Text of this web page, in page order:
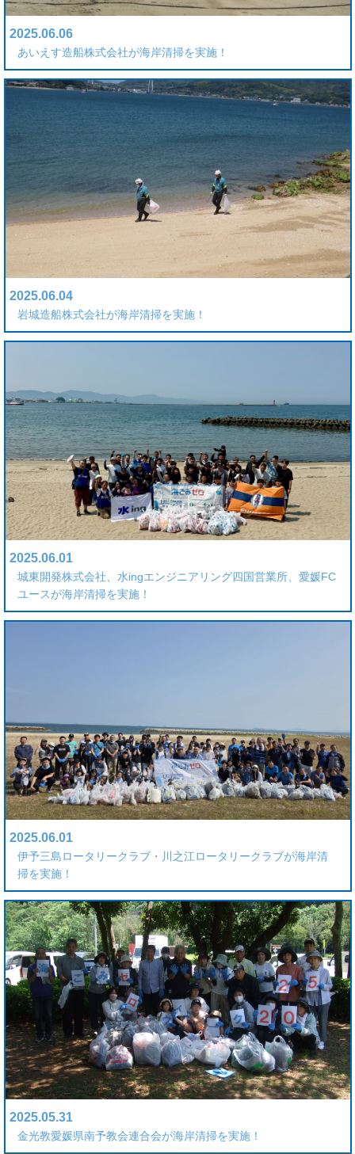
2025.06.06
あいえす造船株式会社が海岸清掃を実施！
2025.06.04
岩城造船株式会社が海岸清掃を実施！
2025.06.01
城東開発株式会社、水ingエンジニアリング四国営業所、愛媛FC
ユースが海岸清掃を実施！
2025.06.01
伊予三島ロータリークラブ・川之江ロータリークラブが海岸清
掃を実施！
2025.05.31
金光教愛媛県南予教会連合会が海岸清掃を実施！